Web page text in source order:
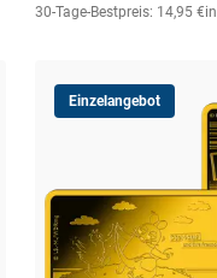
30-Tage-Bestpreis: 14,95 €
Einzelangebot